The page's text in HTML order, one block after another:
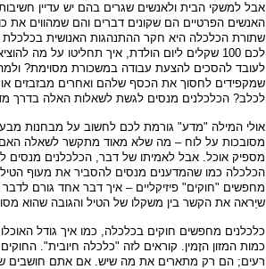
אבל למשקי הבית ולאנשים שגרים בהם יש עדיין
האנשים הפרטיים הם שקונים דברים והם שמהווים את
שתורת הכלכלה היא חקר ההתנהגות האנושית
לכם 100 שקלים ליום הולדת, איך תחליטו על מה
לעובד להסכים להצעת עבודה במשכורת מסוימת?
שמקפידים לחסוך את הכסף שלהם ואחרים מבזבזים
לכלב? הכלכלנים מנסים לגשת לשאלות האלה בדרך
אולי המילה "מדע" גורמת לכם לחשוב על מבחנות
מסובכות על לוח – מה שלא מאוד מתקשר לשאלה
מספיק אוכל. אבל לאמיתו של דבר, הכלכלנים מנסים
הכלכלה כמו שהמדענים מנסים להסביר את מעוף
מחפשים "חוקים" פיזיקליים – איך דבר אחד גורם
שיַראה את הקשר בין משקלו של הטיל והגובה שהוא
כלכלנים מחפשים חוקים בכלכלה, כמו איך גודל
כמות המזון הזָמין. קוראים לזה "כלכלה חיובית".
רעים; הם רק מתארים את מה שיש. אם אתם חושבים